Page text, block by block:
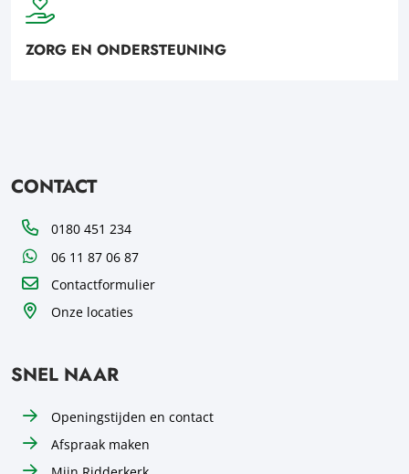
ZORG EN ONDERSTEUNING
CONTACT
Telefoon0180 451 234
WhatsApp06 11 87 06 87
Contactformulier
Onze locaties
SNEL NAAR
Openingstijden en contact
Afspraak maken